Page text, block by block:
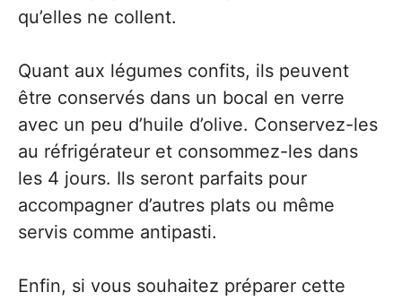
qu’elles ne collent.
Quant aux légumes confits, ils peuvent
être conservés dans un bocal en verre
avec un peu d’huile d’olive. Conservez-les
au réfrigérateur et consommez-les dans
les 4 jours. Ils seront parfaits pour
accompagner d’autres plats ou même
servis comme antipasti.
Enfin, si vous souhaitez préparer cette